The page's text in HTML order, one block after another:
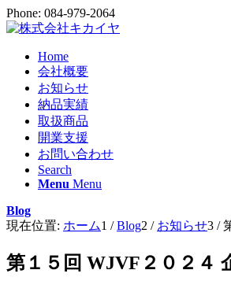
Phone: 084-979-2064
Home
会社概要
お知らせ
納品実績
取扱商品
開業支援
お問い合わせ
Search
Menu Menu
Blog
現在位置: ホーム1 / Blog2 / お知らせ3 /
第１５回 WJVF２０２４